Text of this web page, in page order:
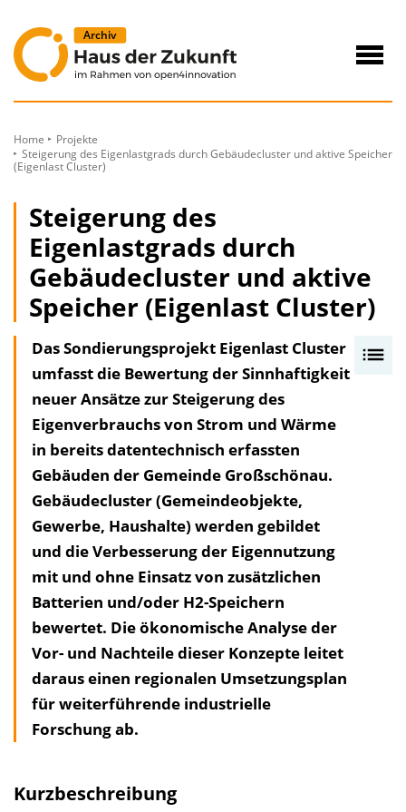
Inhalt
Home
Projekte
Steigerung des Eigenlastgrads durch Gebäudecluster und aktive Speicher
(Eigenlast Cluster)
Steigerung des
Eigenlastgrads durch
Gebäudecluster und aktive
Speicher (Eigenlast Cluster)
Das Sondierungsprojekt Eigenlast Cluster
umfasst die Bewertung der Sinnhaftigkeit
neuer Ansätze zur Steigerung des
Eigenverbrauchs von Strom und Wärme
in bereits datentechnisch erfassten
Gebäuden der Gemeinde Großschönau.
Gebäudecluster (Gemeindeobjekte,
Gewerbe, Haushalte) werden gebildet
und die Verbesserung der Eigennutzung
mit und ohne Einsatz von zusätzlichen
Batterien und/oder H2-Speichern
bewertet. Die ökonomische Analyse der
Vor- und Nach­teile dieser Konzepte leitet
daraus einen regionalen Umsetzungsplan
für weiterführende industrielle
Forschung ab.
Kurzbeschreibung